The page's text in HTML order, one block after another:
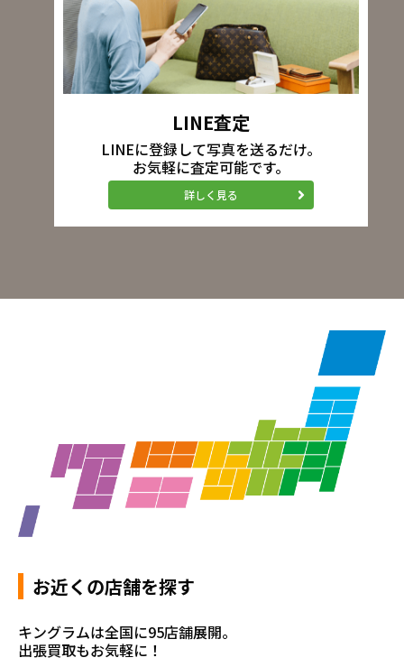
LINE査定
LINEに登録して写真を送るだけ。
お気軽に査定可能です。
詳しく見る
お近くの店舗を探す
キングラムは全国に95店舗展開。
出張買取もお気軽に！